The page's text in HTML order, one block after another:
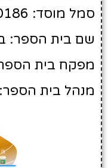
סמל מוסד: 10630186
שם בית הספר:
מפקח בית
מנהל בית